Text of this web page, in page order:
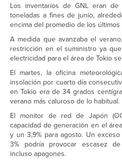
Los inventarios de GNL eran
toneladas a fines de junio,
encima del promedio de los
A medida que avanzaba el
restricción en el suministro ya
electricidad para el área de Tokio
El martes, la oficina
insolación por cuarto día
en Tokio era de 34 grados
verano más caluroso de lo habitual.
El monitor de red de Japón
capacidad de generación en el
y un 3,9% para agosto. Un
3% podría provocar escasez
incluso apagones.